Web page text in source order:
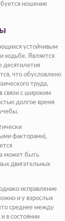
ношение
устойчивым
ходьбе. Является
десятилетия
что обусловлено
труда,
связи с широким
долгое время
факторами),
может быть
двигательных
исправление
и у взрослых
среднее между
в состоянии